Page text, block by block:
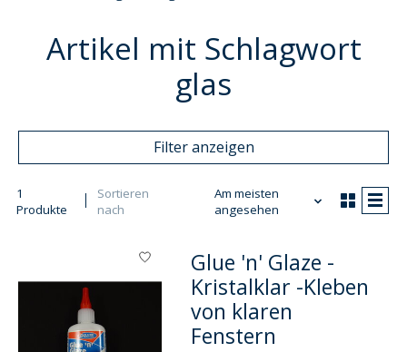
Artikel mit Schlagwort
glas
Filter anzeigen
1
Produkte
Sortieren
nach
Am meisten
angesehen
Glue 'n' Glaze -
Kristalklar -Kleben
von klaren
Fenstern